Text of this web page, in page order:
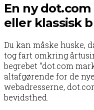
En ny
eller klassisk
Du kan måske huske,
tog fart omkring
begrebet “dot.com
altafgørende for de
webadresserne,
bevidsthed.